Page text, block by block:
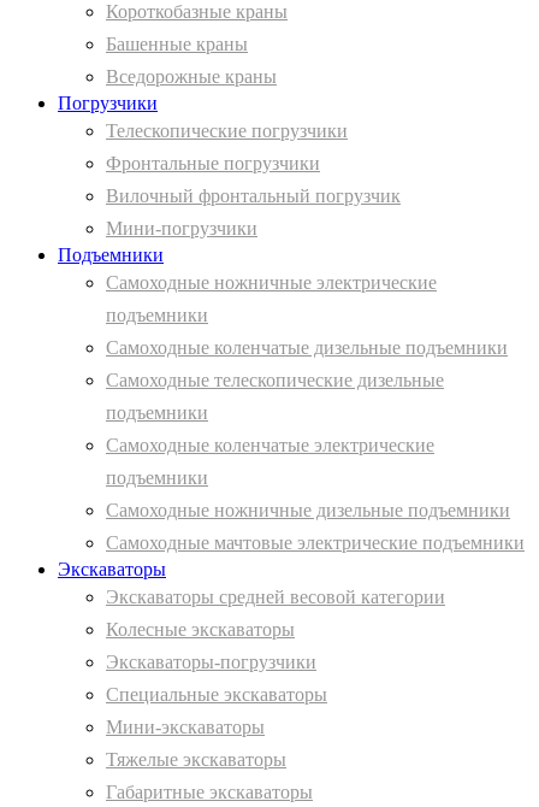
Короткобазные краны
Башенные краны
Вcедорожные краны
Погрузчики
Телескопические погрузчики
Фронтальные погрузчики
Вилочный фронтальный погрузчик
Мини-погрузчики
Подъемники
Самоходные ножничные электрические
подъемники
Самоходные коленчатые дизельные подъемники
Самоходные телескопические дизельные
подъемники
Самоходные коленчатые электрические
подъемники
Самоходные ножничные дизельные подъемники
Самоходные мачтовые электрические подъемники
Экскаваторы
Экскаваторы средней весовой категории
Колесные экскаваторы
Экскаваторы-погрузчики
Специальные экскаваторы
Мини-экскаваторы
Тяжелые экскаваторы
Габаритные экскаваторы